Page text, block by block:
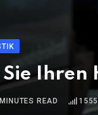
Sie
READ 1555